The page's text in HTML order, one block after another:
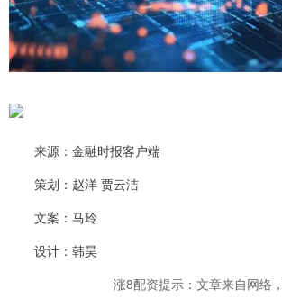
来源：金融时报客户端
策划：赵洋 贾云洁
文案：马玲
设计：韩昊
涨8配资提示：文章来自网络